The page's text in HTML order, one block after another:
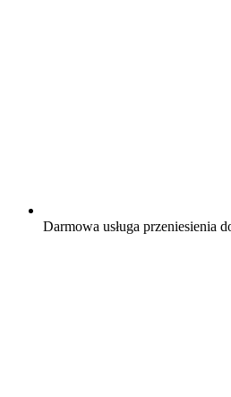
Darmowa usługa przeniesienia